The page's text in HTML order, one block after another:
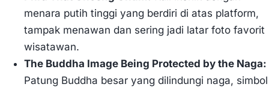
menara putih tinggi yang berdiri di atas platform,
tampak menawan dan sering jadi latar foto favorit
wisatawan.
The Buddha Image Being Protected by the Naga:
Patung Buddha besar yang dilindungi naga, simbol